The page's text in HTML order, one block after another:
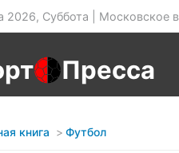
2026, Суббота | Московское
Пресса
книга Футбол